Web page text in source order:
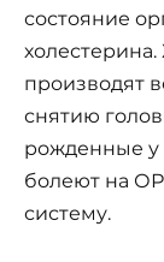
состояние
производят
снятию
рожденные
болеют на
систему.